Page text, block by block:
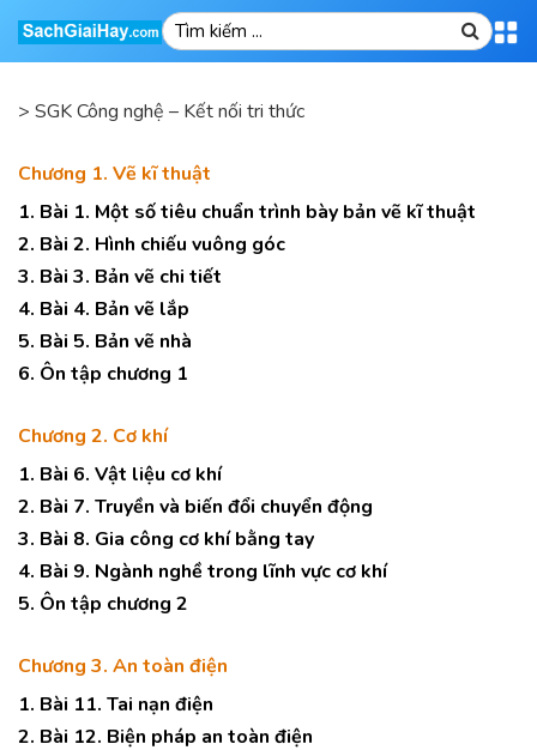
> SGK Công nghệ – Kết nối tri thức
Chương 1. Vẽ kĩ thuật
1. Bài 1. Một số tiêu chuẩn trình bày bản vẽ kĩ thuật
2. Bài 2. Hình chiếu vuông góc
3. Bài 3. Bản vẽ chi tiết
4. Bài 4. Bản vẽ lắp
5. Bài 5. Bản vẽ nhà
6. Ôn tập chương 1
Chương 2. Cơ khí
1. Bài 6. Vật liệu cơ khí
2. Bài 7. Truyền và biến đổi chuyển động
3. Bài 8. Gia công cơ khí bằng tay
4. Bài 9. Ngành nghề trong lĩnh vực cơ khí
5. Ôn tập chương 2
Chương 3. An toàn điện
1. Bài 11. Tai nạn điện
2. Bài 12. Biện pháp an toàn điện